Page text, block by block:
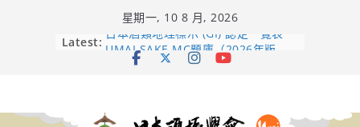
星期一, 10 8 月, 2026
Latest: 日本酒類地理標示 (GI) 認定一覽表
UMAI SAKE MC題庫（2026年版
市場！梅乃宿上市背後的密碼